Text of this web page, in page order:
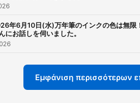
年6月10日(水)万年筆のインクの色は無限
にお話しを伺いました。
Εμφάνιση περισσότερων